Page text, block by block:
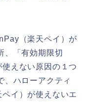
（楽天ペイ）が
、「有効期限切
えない原因の１つ
、ハローアクティ
イ）が使えないエ